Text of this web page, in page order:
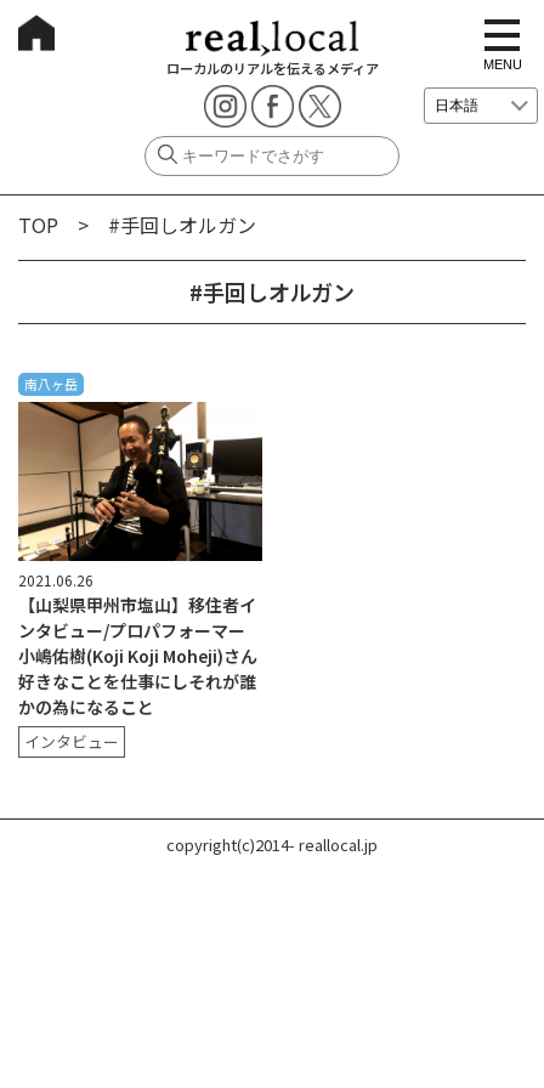
ローカルのリアルを伝えるメディア
t
o
g
g
e
i
i
MENU
TOP > #手回しオルガン
#手回しオルガン
南八ヶ岳
2021.06.26
【山梨県甲州市塩山】移住者イ
ンタビュー/プロパフォーマー
小嶋佑樹(Koji Koji Moheji)さん
好きなことを仕事にしそれが誰
かの為になること
インタビュー
copyright(c)2014- reallocal.jp